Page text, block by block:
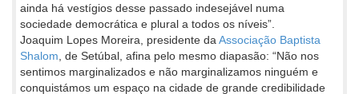
ainda há vestígios desse passado indesejável numa
sociedade democrática e plural a todos os níveis”.
Joaquim Lopes Moreira, presidente da Associação Baptista
Shalom , de Setúbal, afina pelo mesmo diapasão: “Não nos
sentimos marginalizados e não marginalizamos ninguém e
conquistámos um espaço na cidade de grande credibilidade